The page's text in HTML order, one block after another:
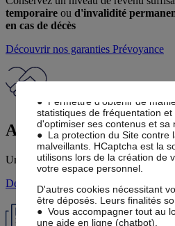
Des cookies sont nécessaires
du Site et/ou pour vous
cookies, internes à notre site,
● Mémoriser vos paramètres
(typographie, taille des textes,
● Mémoriser l'historique des
● Permettre d’obtenir de
statistiques de fréquentation
d'optimiser ses contenus et sa
● La protection du Site contre
malveillants. HCaptcha est la
utilisons lors de la création de
votre espace personnel.
D'autres cookies nécessitant
être déposés. Leurs finalités
● Vous accompagner tout au
une aide en ligne (chatbot).
temporaire ou d'invalidité
en cas de décès
Découvrir nos garanties Prévoyance
Assistance & Services
Une assistance pour les coups durs et
Découvrir nos services
Assistance